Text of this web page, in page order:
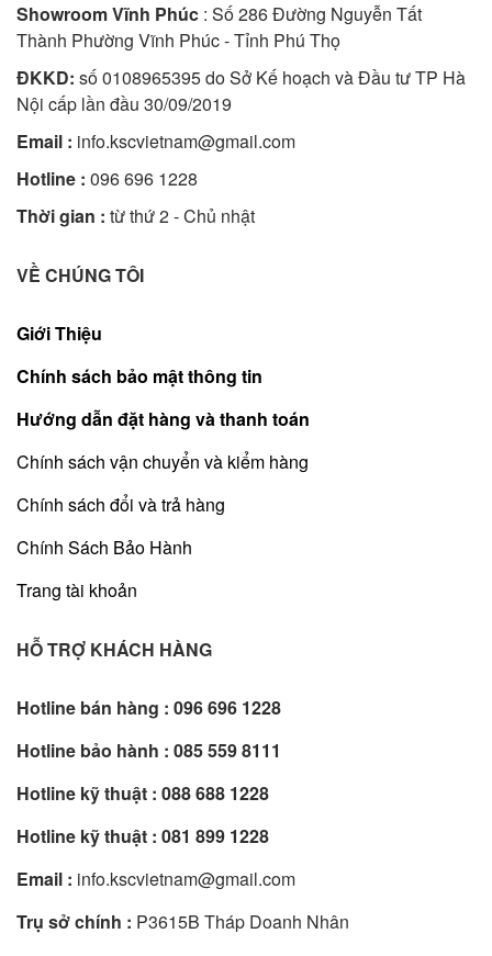
Showroom Vĩnh Phúc : Số 286 Đường Nguyễn Tất
Thành Phường Vĩnh Phúc - Tỉnh Phú Thọ
ĐKKD: số 0108965395 do Sở Kế hoạch và Đầu tư TP Hà
Nội cấp lần đầu 30/09/2019
Email : info.kscvietnam@gmail.com
Hotline : 096 696 1228
Thời gian : từ thứ 2 - Chủ nhật
VỀ CHÚNG TÔI
Giới Thiệu
Chính sách bảo mật thông tin
Hướng dẫn đặt hàng và thanh toán
Chính sách vận chuyển và kiểm hàng
Chính sách đổi và trả hàng
Chính Sách Bảo Hành
Trang tài khoản
HỖ TRỢ KHÁCH HÀNG
Hotline bán hàng : 096 696 1228
Hotline bảo hành : 085 559 8111
Hotline kỹ thuật : 088 688 1228
Hotline kỹ thuật : 081 899 1228
Email : info.kscvietnam@gmail.com
Trụ sở chính : P3615B Tháp Doanh Nhân